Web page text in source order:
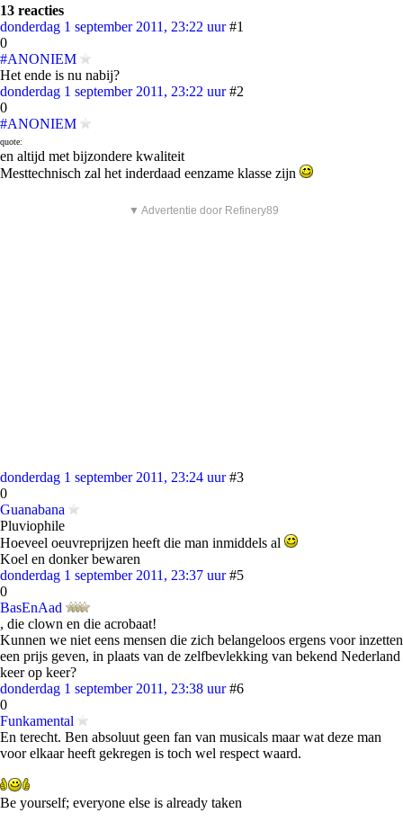
13 reacties
donderdag 1 september 2011, 23:22 uur #1
0
#ANONIEM
Het ende is nu nabij?
donderdag 1 september 2011, 23:22 uur #2
0
#ANONIEM
quote:
en altijd met bijzondere kwaliteit
Mesttechnisch zal het inderdaad eenzame klasse zijn
▼ Advertentie door Refinery89
donderdag 1 september 2011, 23:24 uur #3
0
Guanabana
Pluviophile
Hoeveel oeuvreprijzen heeft die man inmiddels al
Koel en donker bewaren
donderdag 1 september 2011, 23:37 uur #5
0
BasEnAad
, die clown en die acrobaat!
Kunnen we niet eens mensen die zich belangeloos ergens voor inzetten
een prijs geven, in plaats van de zelfbevlekking van bekend Nederland
keer op keer?
donderdag 1 september 2011, 23:38 uur #6
0
Funkamental
En terecht. Ben absoluut geen fan van musicals maar wat deze man
voor elkaar heeft gekregen is toch wel respect waard.
Be yourself; everyone else is already taken